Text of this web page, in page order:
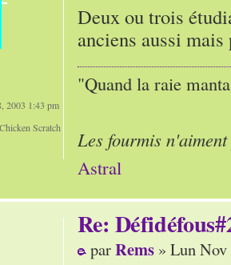
Deux ou trois
anciens aussi mais
"Quand la raie
Les fourmis
Astral
2003 1:43 pm
Chicken Scratch
Re:
parRems » Lun